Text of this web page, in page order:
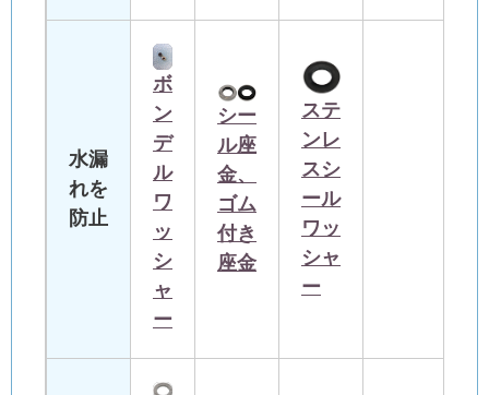
水漏
れを
防止
ボ
ン
デ
ル
ワ
ッ
シ
ャ
ー
シー
ル座
金、
ゴム
付き
座金
ステ
ンレ
スシ
ール
ワッ
シャ
ー